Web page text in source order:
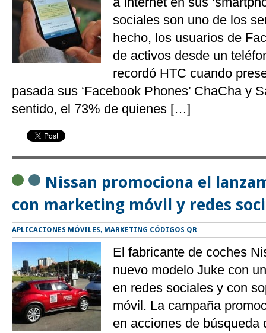
sociales son uno de los
hecho, los usuarios de
de activos desde un
recordó HTC cuando
pasada sus ‘Facebook Phones’ ChaCha y
sentido, el 73% de quienes […]
Nissan promociona el
con marketing móvil y redes
APLICACIONES MÓVILES, MARKETING CÓDIGOS QR
El fabricante de coches
nuevo modelo Juke con
en redes sociales y con
móvil. La campaña
en acciones de búsqueda